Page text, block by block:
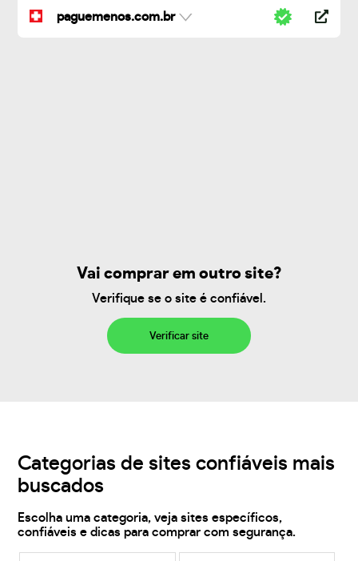
paguemenos.com.br
Vai comprar em outro site?
Verifique se o site é confiável.
Verificar site
Categorias de sites confiáveis mais
buscados
Escolha uma categoria, veja sites específicos,
confiáveis e dicas para comprar com segurança.